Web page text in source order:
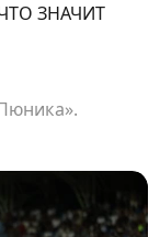
ЗНАЧИТ